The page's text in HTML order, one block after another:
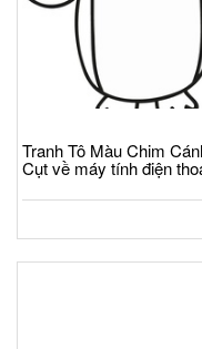
Tranh Tô Màu Chim
Cụt về máy tính điện